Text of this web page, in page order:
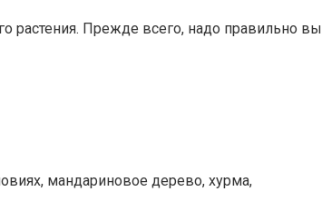
Прежде всего, надо правильно
мандариновое дерево, хурма,